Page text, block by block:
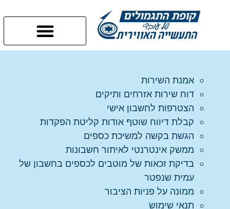
אמנת השירות
דוח שירות אזרחים ותיקים
הצטרפות לחשבון אישי
קבלת דיווח שוטף אודות קליטת הפקדות
הגשת בקשה למשיכת כספים
ממשק אינטרנטי לאיתור חשבונות
בדיקת זכאות של מוטבים לכספים בחשבון של
עמית שנפטר
ממונה על פניות הציבור
תנאי שימוש